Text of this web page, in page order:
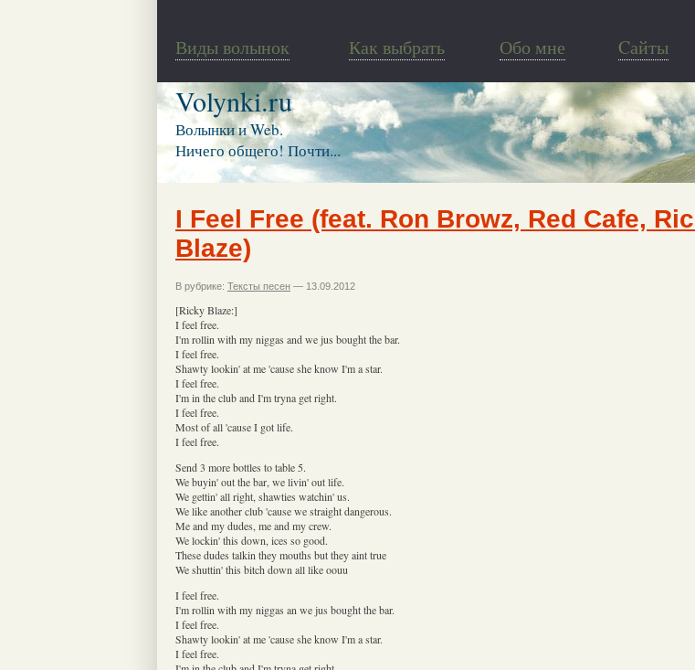
Виды волынок Как выбрать Обо мне Cайты
Volynki.ru
Волынки и Web.
Ничего общего! Почти...
I Feel Free (feat. Ron Browz, Red Cafe,
Blaze)
В рубрике: Тексты песен — 13.09.2012
[Ricky Blaze:]
I feel free.
I'm rollin with my niggas and we jus bought the bar.
I feel free.
Shawty lookin' at me 'cause she know I'm a star.
I feel free.
I'm in the club and I'm tryna get right.
I feel free.
Most of all 'cause I got life.
I feel free.
Send 3 more bottles to table 5.
We buyin' out the bar, we livin' out life.
We gettin' all right, shawties watchin' us.
We like another club 'cause we straight dangerous.
Me and my dudes, me and my crew.
We lockin' this down, ices so good.
These dudes talkin they mouths but they aint true
We shuttin' this bitch down all like oouu
I feel free.
I'm rollin with my niggas an we jus bought the bar.
I feel free.
Shawty lookin' at me 'cause she know I'm a star.
I feel free.